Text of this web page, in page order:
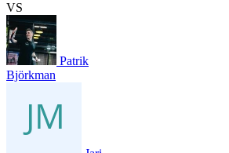
VS
Patrik
Björkman